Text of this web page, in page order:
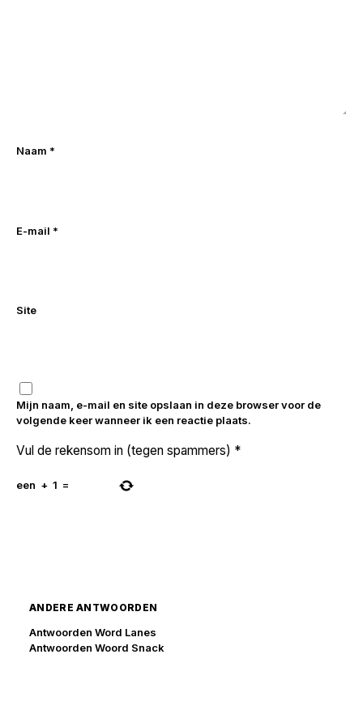
Naam *
E-mail *
Site
Mijn naam, e-mail en site opslaan in deze browser voor de
volgende keer wanneer ik een reactie plaats.
Vul de rekensom in (tegen spammers) *
een + 1 =
ANDERE ANTWOORDEN
Antwoorden Word Lanes
Antwoorden Woord Snack